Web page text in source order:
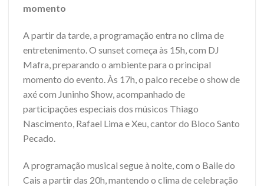
momento
A partir da tarde, a programação entra no clima de
entretenimento. O sunset começa às 15h, com DJ
Mafra, preparando o ambiente para o principal
momento do evento. Às 17h, o palco recebe o show de
axé com Juninho Show, acompanhado de
participações especiais dos músicos Thiago
Nascimento, Rafael Lima e Xeu, cantor do Bloco Santo
Pecado.
A programação musical segue à noite, com o Baile do
Cais a partir das 20h, mantendo o clima de celebração